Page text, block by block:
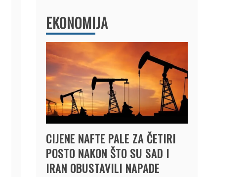
EKONOMIJA
CIJENE NAFTE PALE ZA ČETIRI
POSTO NAKON ŠTO SU SAD I
IRAN OBUSTAVILI NAPADE